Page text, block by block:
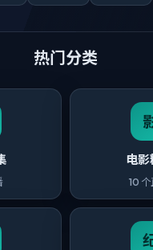
热门分类
电影
10